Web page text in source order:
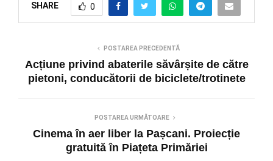
SHARE 0
POSTAREA PRECEDENTĂ
Acțiune privind abaterile săvârșite de către
pietoni, conducătorii de biciclete/trotinete
POSTAREA URMĂTOARE
Cinema în aer liber la Pașcani. Proiecție
gratuită în Piațeta Primăriei